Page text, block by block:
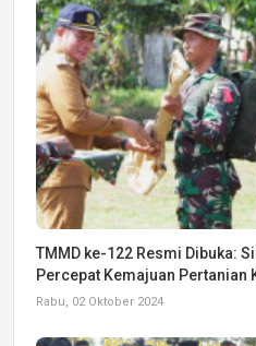
TMMD ke-122 Resmi Dibuka:
Percepat Kemajuan Pertanian
Rabu, 02 Oktober 2024